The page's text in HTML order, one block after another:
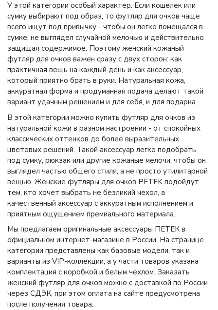
У этой категории особый характер. Если кошелек или
сумку выбирают под образ, то футляр для очков чаще
всего ищут под привычку - чтобы он легко помещался в
сумке, не выглядел случайной мелочью и действительно
защищал содержимое. Поэтому женский кожаный
футляр для очков важен сразу с двух сторон: как
практичная вещь на каждый день и как аксессуар,
который приятно брать в руки. Натуральная кожа,
аккуратная форма и продуманная подача делают такой
вариант удачным решением и для себя, и для подарка.
В этой категории можно купить футляр для очков из
натуральной кожи в разном настроении - от спокойных
классических оттенков до более выразительных
цветовых решений. Такой аксессуар легко подобрать
под сумку, рюкзак или другие кожаные мелочи, чтобы он
выглядел частью общего стиля, а не просто утилитарной
вещью. Женские футляры для очков PETEK подойдут
тем, кто хочет выбрать не безликий чехол, а
качественный аксессуар с аккуратным исполнением и
приятным ощущением премиального материала.
Мы предлагаем оригинальные аксессуары ПЕТЕК в
официальном интернет-магазине в России. На странице
категории представлены как базовые модели, так и
варианты из VIP-коллекции, а у части товаров указана
комплектация с коробкой и белым чехлом. Заказать
женский футляр для очков можно с доставкой по России
через СДЭК, при этом оплата на сайте предусмотрена
после получения товара.